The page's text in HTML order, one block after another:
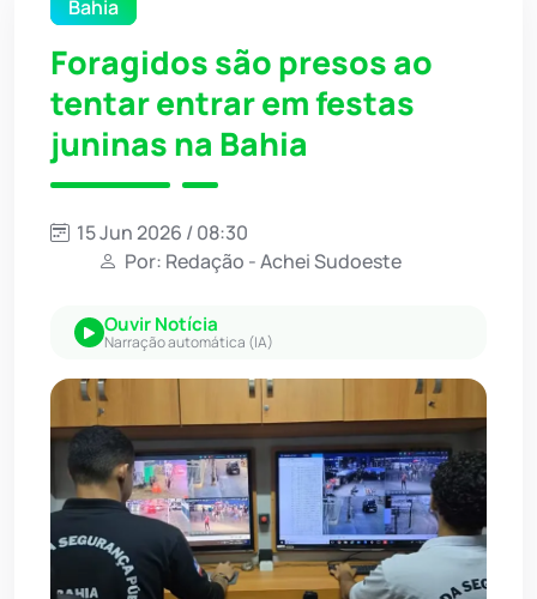
Bahia
Foragidos são presos ao
tentar entrar em festas
juninas na Bahia
15 Jun 2026 / 08:30
Por: Redação - Achei Sudoeste
Ouvir Notícia
Narração automática (IA)